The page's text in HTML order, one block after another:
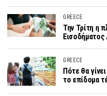
GREECE
Την Τρίτη η
GREECE
Πότε θα
το επίδομα